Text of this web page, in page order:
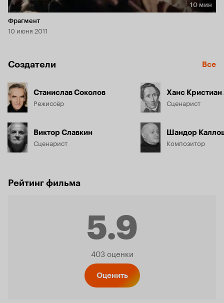
Длительность 10 мин
10 мин
Фрагмент
10 июня 2011
Создатели Все
Станислав Соколов
Режиссёр
Виктор Славкин
Сценарист
Ханс
Сценарист
Шандор
Композитор
Рейтинг фильма
5.9
Рейтинг
403 оценки
Оценить